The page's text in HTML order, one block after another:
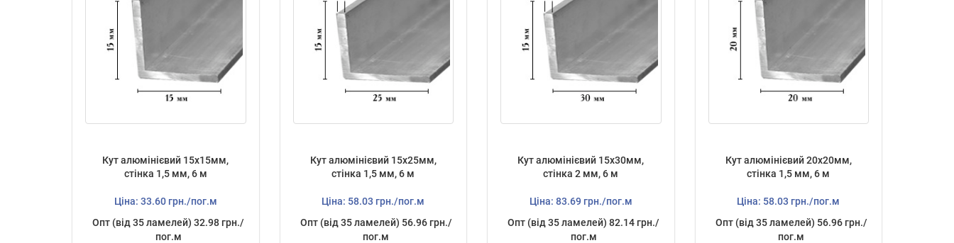
Кут алюмінієвий 15х15мм,
стінка 1,5 мм, 6 м
Ціна: 33.60 грн./пог.м
Опт (від 35 ламелей) 32.98 грн./
пог.м
Кут алюмінієвий 15х25мм,
стінка 1,5 мм, 6 м
Ціна: 58.03 грн./пог.м
Опт (від 35 ламелей) 56.96 грн./
пог.м
Кут алюмінієвий 15х30мм,
стінка 2 мм, 6 м
Ціна: 83.69 грн./пог.м
Опт (від 35 ламелей) 82.14 грн./
пог.м
Кут алюмінієвий 20х20мм,
стінка 1,5 мм, 6 м
Ціна: 58.03 грн./пог.м
Опт (від 35 ламелей) 56.96 грн./
пог.м